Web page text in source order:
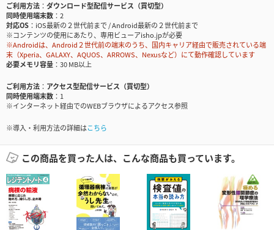
ご利用方法
ダウンロード型配信サービス（買切型）
同時使用端末数
2
対応OS
iOS最新の２世代前まで / Android最新の２世代前まで
※コンテンツの使用にあたり、専用ビューアisho.jpが必要
※Androidは、Android２世代前の端末のうち、国内キャリア経由で販売されている端
末（Xperia、GALAXY、AQUOS、ARROWS、Nexusなど）にて動作確認しています
必要メモリ容量
30 MB以上
ご利用方法
アクセス型配信サービス（買切型）
同時使用端末数
1
※インターネット経由でのWEBブラウザによるアクセス参照
※導入・利用方法の詳細はこちら
この商品を買った人は、こんな商品も買っています。